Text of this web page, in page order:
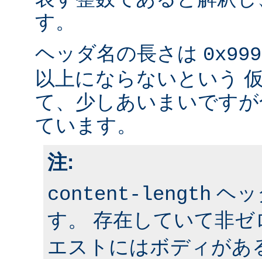
す。
ヘッダ名の長さは
以上にならないという
て、少しあいまいです
ています。
注:
content-length ヘッ
す。 存在していて非
エストにはボディがあ